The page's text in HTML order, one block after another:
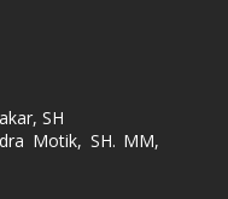
SH
Motik, SH. MM,